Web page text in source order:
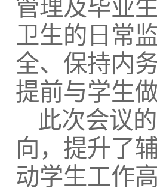
管理及毕业
卫生的日常
全、保持内
提前与学生
此次会议
向，提升了
动学生工作